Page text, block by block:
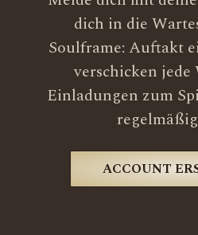
dich in die
Soulframe: Auftakt
verschicken jede
Einladungen zum
ACCOUNT